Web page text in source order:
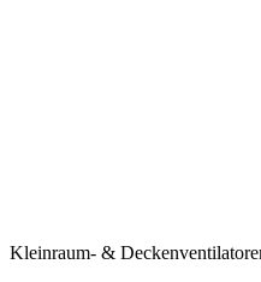
Kleinraum- &